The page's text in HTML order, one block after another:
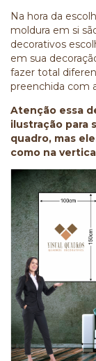
Na hora da
moldura em si
decorativos
em sua
fazer total
preenchida com
Atenção essa
ilustração para
quadro, mas
como na